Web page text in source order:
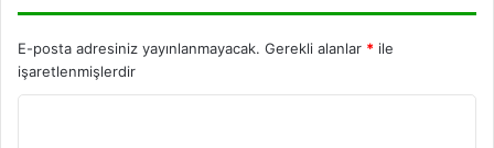
E-posta adresiniz yayınlanmayacak. Gerekli alanlar * ile
işaretlenmişlerdir